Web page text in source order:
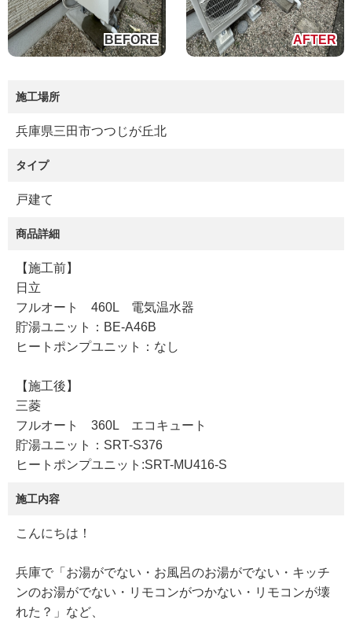
施工場所
兵庫県三田市つつじが丘北
タイプ
戸建て
商品詳細
【施工前】
日立
フルオート 460L 電気温水器
貯湯ユニット：BE-A46B
ヒートポンプユニット：なし
【施工後】
三菱
フルオート 360L エコキュート
貯湯ユニット：SRT-S376
ヒートポンプユニット:SRT-MU416-S
施工内容
こんにちは！
兵庫で「お湯がでない・お風呂のお湯がでない・キッチ
ンのお湯がでない・リモコンがつかない・リモコンが壊
れた？」など、